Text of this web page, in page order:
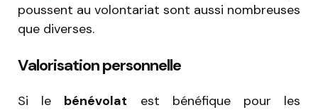
poussent au volontariat sont aussi nombreuses
que diverses.
Valorisation personnelle
Si le bénévolat est bénéfique pour les